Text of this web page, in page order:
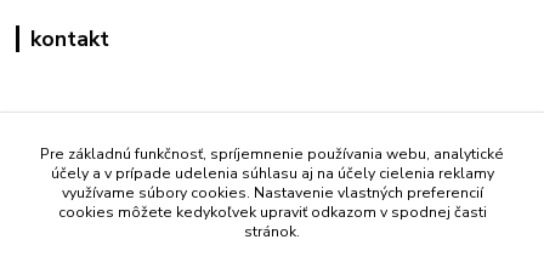
kontakt
+421 908 861 051
(Po - Pia 7:30-15:30)
info@mati.sk
Pre základnú funkčnosť, spríjemnenie používania webu, analytické
účely a v prípade udelenia súhlasu aj na účely cielenia reklamy
využívame súbory cookies. Nastavenie vlastných preferencií
cookies môžete kedykoľvek upraviť odkazom v spodnej časti
stránok.